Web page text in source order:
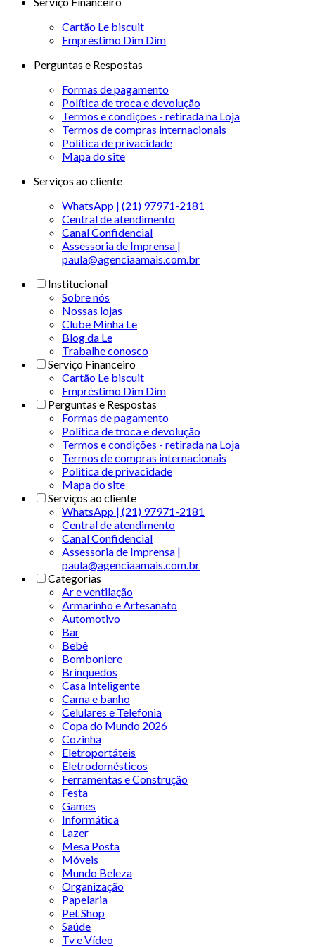
Cartão Le biscuit
Empréstimo Dim Dim
Perguntas e Respostas
Formas de pagamento
Política de troca e devolução
Termos e condições - retirada na Loja
Termos de compras internacionais
Politica de privacidade
Mapa do site
Serviços ao cliente
WhatsApp | (21) 97971-2181
Central de atendimento
Canal Confidencial
Assessoria de Imprensa |
paula@agenciaamais.com.br
Institucional
Sobre nós
Nossas lojas
Clube Minha Le
Blog da Le
Trabalhe conosco
Serviço Financeiro
Cartão Le biscuit
Empréstimo Dim Dim
Perguntas e Respostas
Formas de pagamento
Política de troca e devolução
Termos e condições - retirada na Loja
Termos de compras internacionais
Politica de privacidade
Mapa do site
Serviços ao cliente
WhatsApp | (21) 97971-2181
Central de atendimento
Canal Confidencial
Assessoria de Imprensa |
paula@agenciaamais.com.br
Categorias
Ar e ventilação
Armarinho e Artesanato
Automotivo
Bar
Bebê
Bomboniere
Brinquedos
Casa Inteligente
Cama e banho
Celulares e Telefonia
Copa do Mundo 2026
Cozinha
Eletroportáteis
Eletrodomésticos
Ferramentas e Construção
Festa
Games
Informática
Lazer
Mesa Posta
Móveis
Mundo Beleza
Organização
Papelaria
Pet Shop
Saúde
Tv e Vídeo